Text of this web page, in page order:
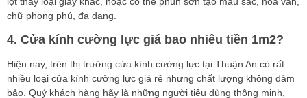
chữ phong phú, đa dạng.
4. Cửa kính cường lực giá bao nhiêu tiền 1m2?
Hiện nay, trên thị trường cửa kính cường lực tại Thuận An có rất
nhiều loại cửa kính cường lực giá rẻ nhưng chất lượng không đảm
bảo. Quý khách hàng hãy là những người tiêu dùng thông minh,